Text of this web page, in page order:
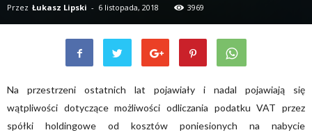
Przez Łukasz Lipski - 6 listopada, 2018 3969
Na przestrzeni ostatnich lat pojawiały i nadal pojawiają się
wątpliwości dotyczące możliwości odliczania podatku VAT przez
spółki holdingowe od kosztów poniesionych na nabycie